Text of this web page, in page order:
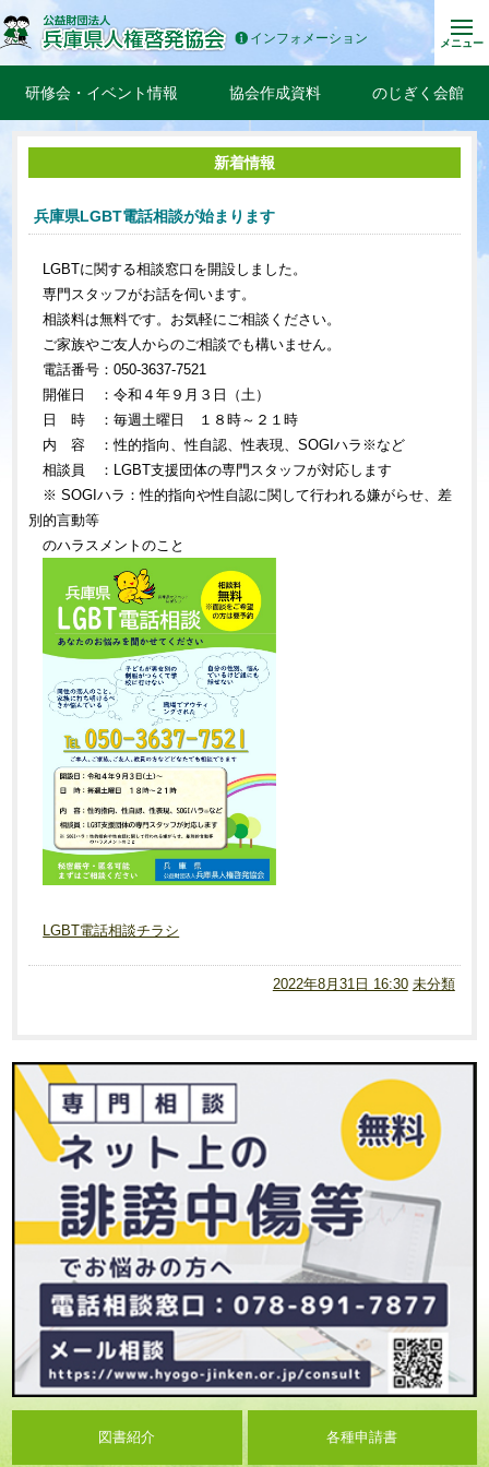
インフォメーション メニュー
研修会・イベント情報 協会作成資料 のじぎく会館
新着情報
兵庫県LGBT電話相談が始まります
LGBTに関する相談窓口を開設しました。
専門スタッフがお話を伺います。
相談料は無料です。お気軽にご相談ください。
ご家族やご友人からのご相談でも構いません。
電話番号：050-3637-7521
開催日 ：令和４年９月３日（土）
日 時 ：毎週土曜日 １８時～２１時
内 容 ：性的指向、性自認、性表現、SOGIハラ※など
相談員 ：LGBT支援団体の専門スタッフが対応します
※ SOGIハラ：性的指向や性自認に関して行われる嫌がらせ、差
別的言動等
のハラスメントのこと
LGBT電話相談チラシ
2022年8月31日 16:30 未分類
図書紹介 各種申請書